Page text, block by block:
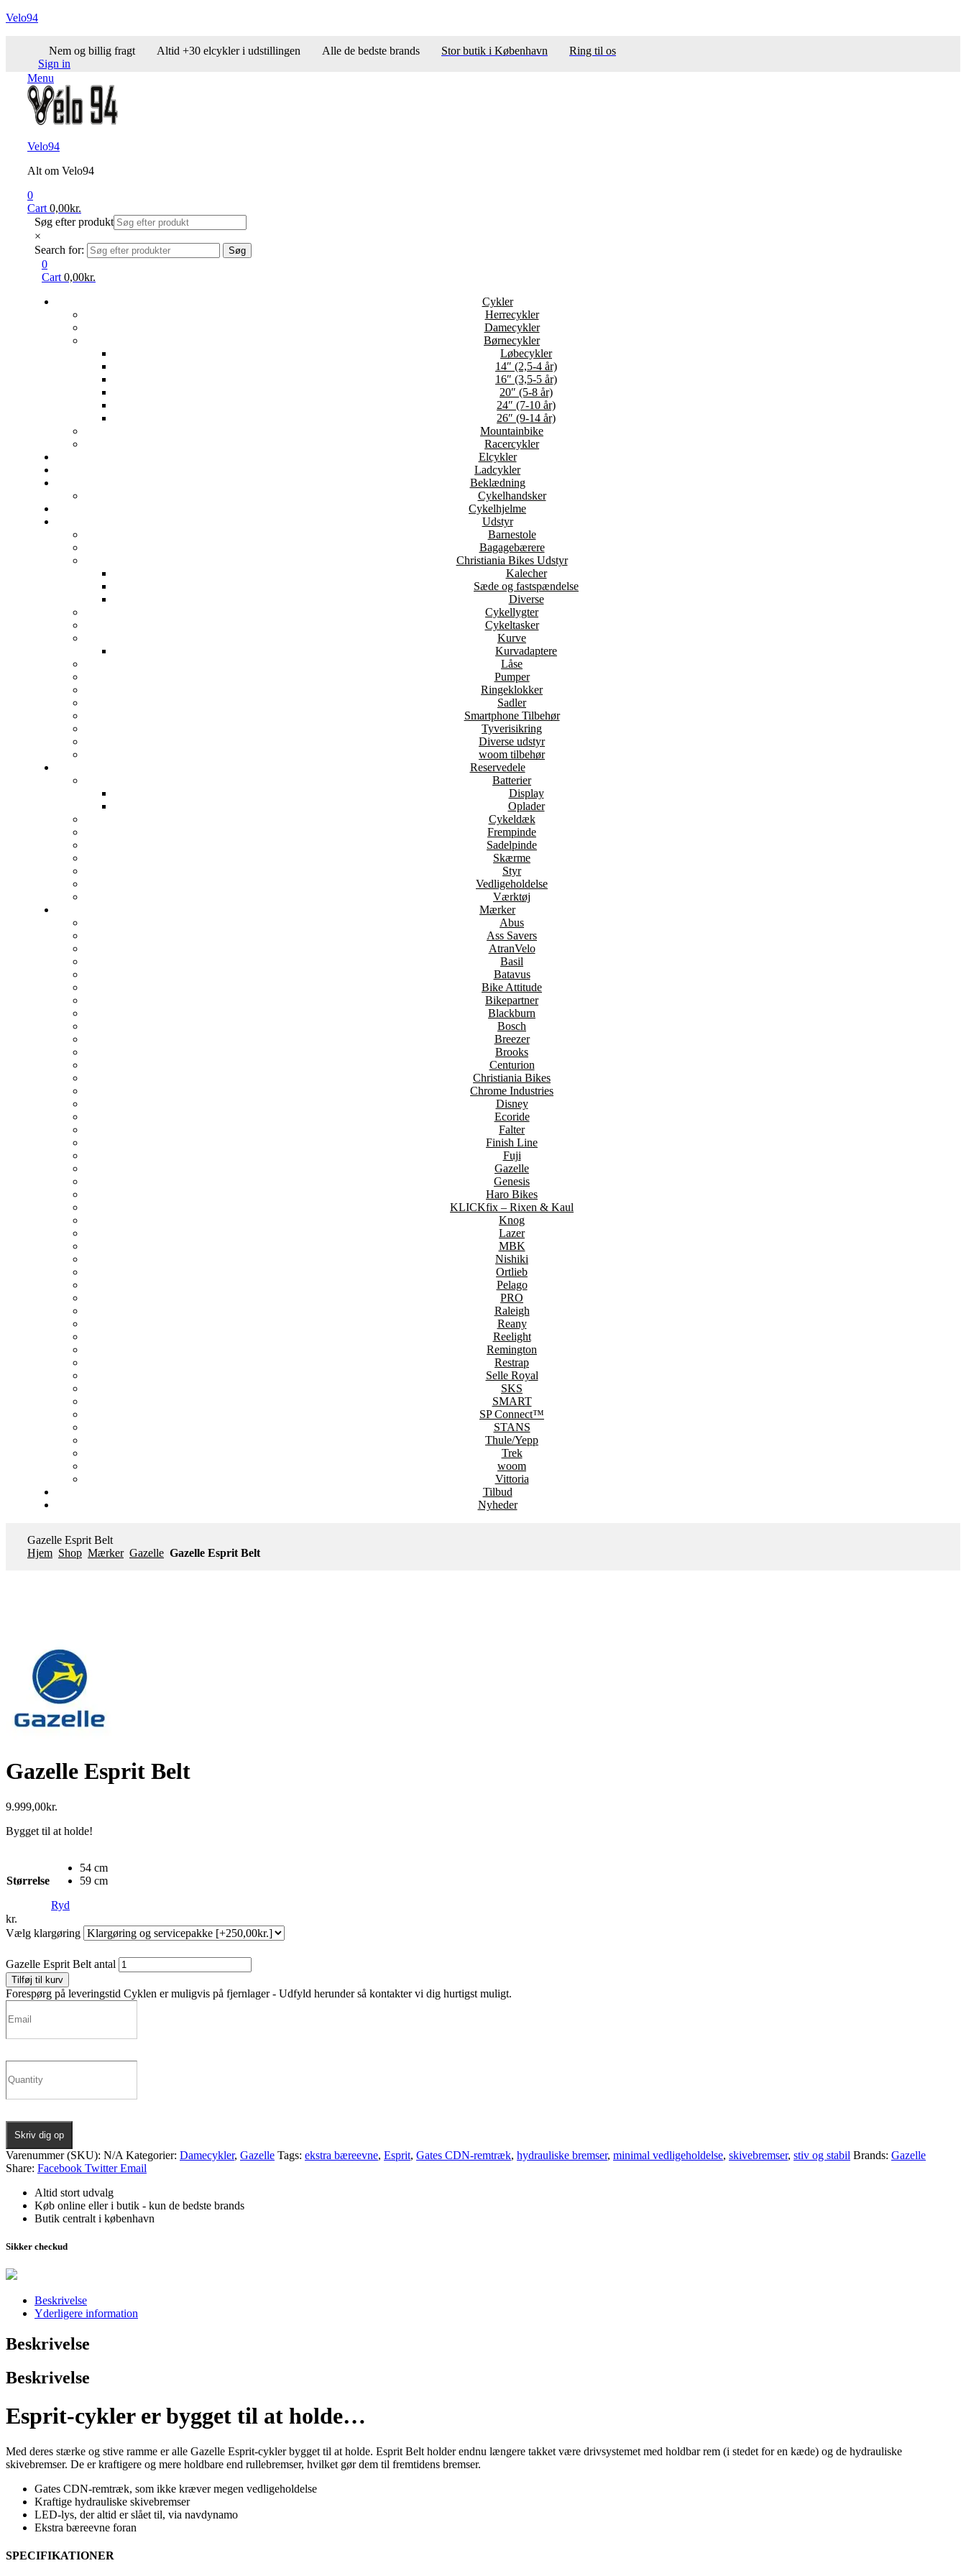
Velo94
Nem og billig fragt Altid +30 elcykler i udstillingen Alle de bedste brands Stor butik i København
Ring til os
Sign in
Menu
Velo94
Alt om Velo94
0
Cart 0,00kr.
Søg efter produkt
×
Search for:
Søg
0
Cart 0,00kr.
Cykler
Herrecykler
Damecykler
Børnecykler
Løbecykler
14″ (2,5-4 år)
16″ (3,5-5 år)
20″ (5-8 år)
24″ (7-10 år)
26″ (9-14 år)
Mountainbike
Racercykler
Elcykler
Ladcykler
Beklædning
Cykelhandsker
Cykelhjelme
Udstyr
Barnestole
Bagagebærere
Christiania Bikes Udstyr
Kalecher
Sæde og fastspændelse
Diverse
Cykellygter
Cykeltasker
Kurve
Kurvadaptere
Låse
Pumper
Ringeklokker
Sadler
Smartphone Tilbehør
Tyverisikring
Diverse udstyr
woom tilbehør
Reservedele
Batterier
Display
Oplader
Cykeldæk
Frempinde
Sadelpinde
Skærme
Styr
Vedligeholdelse
Værktøj
Mærker
Abus
Ass Savers
AtranVelo
Basil
Batavus
Bike Attitude
Bikepartner
Blackburn
Bosch
Breezer
Brooks
Centurion
Christiania Bikes
Chrome Industries
Disney
Ecoride
Falter
Finish Line
Fuji
Gazelle
Genesis
Haro Bikes
KLICKfix – Rixen & Kaul
Knog
Lazer
MBK
Nishiki
Ortlieb
Pelago
PRO
Raleigh
Reany
Reelight
Remington
Restrap
Selle Royal
SKS
SMART
SP Connect™
STANS
Thule/Yepp
Trek
woom
Vittoria
Tilbud
Nyheder
Gazelle Esprit Belt
Hjem Shop Mærker Gazelle Gazelle Esprit Belt
Gazelle Esprit Belt
9.999,00kr.
Bygget til at holde!
Størrelse
54 cm
59 cm
Ryd
kr.
Vælg klargøring
Gazelle Esprit Belt antal
Tilføj til kurv
Forespørg på leveringstid Cyklen er muligvis på fjernlager - Udfyld herunder så kontakter vi dig hurtigst muligt.
Skriv dig op
Varenummer (SKU): N/A Kategorier: Damecykler, Gazelle Tags: ekstra bæreevne, Esprit, Gates CDN-remtræk, hydrauliske bremser, minimal vedligeholdelse, skivebremser, stiv og stabil Brands: Gazelle
Share: Facebook Twitter Email
Altid stort udvalg
Køb online eller i butik - kun de bedste brands
Butik centralt i københavn
Sikker checkud
Beskrivelse
Yderligere information
Beskrivelse
Beskrivelse
Esprit-cykler er bygget til at holde…
Med deres stærke og stive ramme er alle Gazelle Esprit-cykler bygget til at holde. Esprit Belt holder endnu længere takket være drivsystemet med holdbar rem (i stedet for en kæde) og de hydrauliske
skivebremser. De er kraftigere og mere holdbare end rullebremser, hvilket gør dem til fremtidens bremser.
Gates CDN-remtræk, som ikke kræver megen vedligeholdelse
Kraftige hydrauliske skivebremser
LED-lys, der altid er slået til, via navdynamo
Ekstra bæreevne foran
SPECIFIKATIONER